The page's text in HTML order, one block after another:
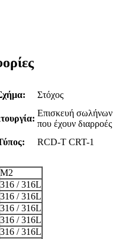
Στόχος
Επισκευή σωλήνων
που έχουν διαρροές
RCD-T CRT-1
M2
316 / 316L
316 / 316L
316 / 316L
316 / 316L
316 / 316L